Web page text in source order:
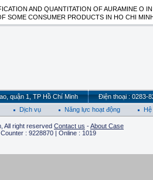
AND QUANTITATION OF AURAMINE O
SOME CONSUMER PRODUCTS IN HO CHI
quận 1, TP Hồ Chí Minh
Điện thoại : 0283-
Dịch vụ Năng lực hoạt động
All right reserved Contact us -About Case
: 9228870 | Online : 1019